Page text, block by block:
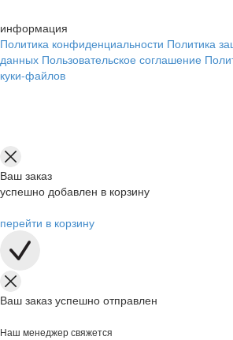
информация
Политика конфиденциальности Политика
данных Пользовательское соглашение
куки-файлов
Ваш заказ
успешно добавлен в корзину
перейти в корзину
Ваш заказ успешно отправлен
Наш менеджер свяжется